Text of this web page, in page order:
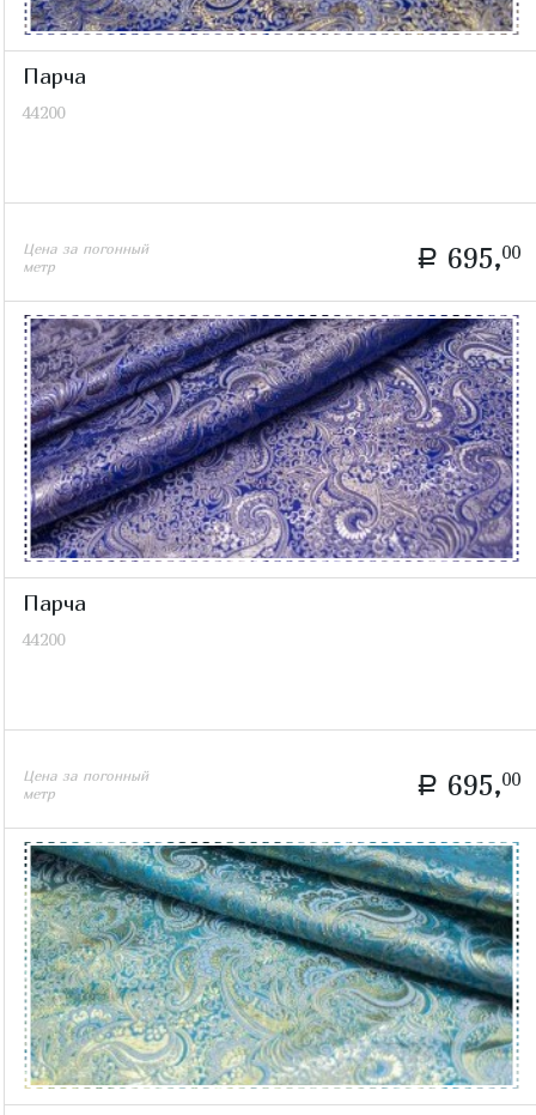
Парча
44200
Цена за погонный
метр
a 695,00
Парча
44200
Цена за погонный
метр
a 695,00